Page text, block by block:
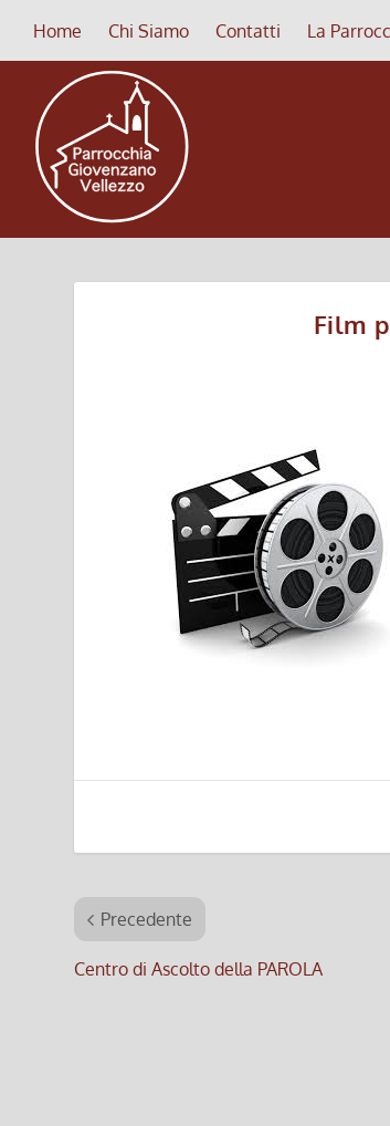
Home Chi Siamo Contatti La
Film
Precedente
Centro di Ascolto della PAROLA